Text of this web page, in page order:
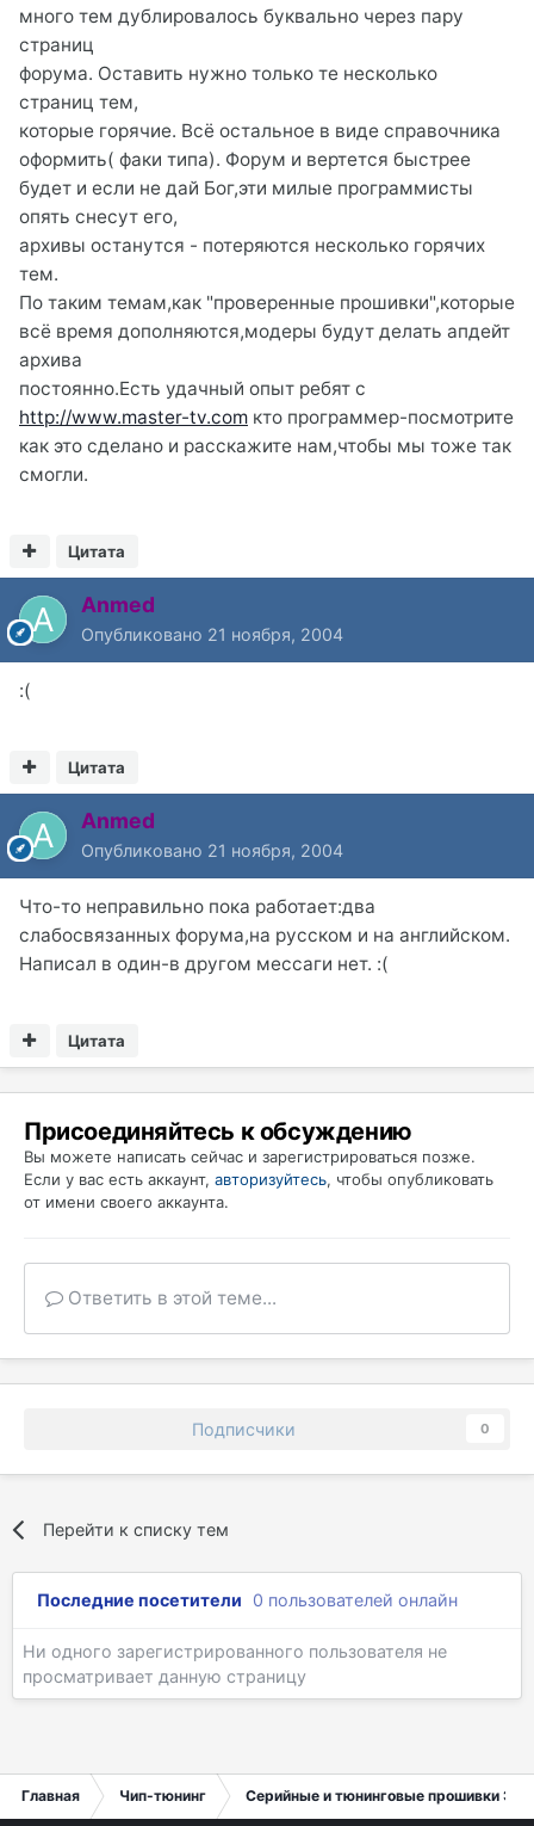
много тем дублировалось буквально через пару
страниц
форума. Оставить нужно только те несколько
страниц тем,
которые горячие. Всё остальное в виде справочника
оформить( факи типа). Форум и вертется быстрее
будет и если не дай Бог,эти милые программисты
опять снесут его,
архивы останутся - потеряются несколько горячих
тем.
По таким темам,как "проверенные прошивки",которые
всё время дополняются,модеры будут делать апдейт
архива
постоянно.Есть удачный опыт ребят с
http://www.master-tv.com кто программер-посмотрите
как это сделано и расскажите нам,чтобы мы тоже так
смогли.
Цитата
Anmed
Опубликовано 21 ноября, 2004
:(
Цитата
Anmed
Опубликовано 21 ноября, 2004
Что-то неправильно пока работает:два
слабосвязанных форума,на русском и на английском.
Написал в один-в другом мессаги нет. :(
Цитата
Присоединяйтесь к обсуждению
Вы можете написать сейчас и зарегистрироваться позже.
Если у вас есть аккаунт, авторизуйтесь, чтобы опубликовать
от имени своего аккаунта.
Ответить в этой теме...
Подписчики 0
Перейти к списку тем
Последние посетители 0 пользователей онлайн
Ни одного зарегистрированного пользователя не
просматривает данную страницу
Главная Чип-тюнинг Серийные и тюнинговые прошивки ЭБУ